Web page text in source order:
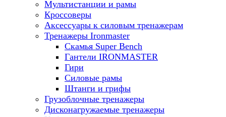
Мультистанции и рамы
Кроссоверы
Аксессуары к силовым тренажерам
Тренажеры Ironmaster
Скамья Super Bench
Гантели IRONMASTER
Гири
Силовые рамы
Штанги и грифы
Грузоблочные тренажеры
Дисконагружаемые тренажеры